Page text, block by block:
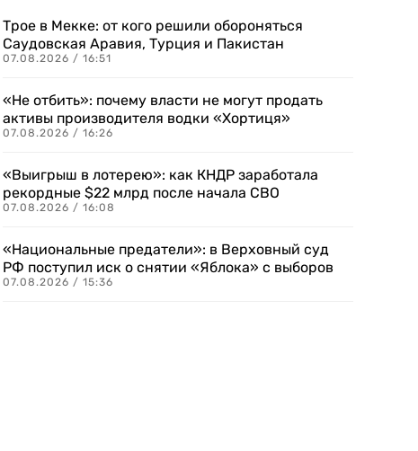
Трое в Мекке: от кого решили обороняться
Саудовская Аравия, Турция и Пакистан
07.08.2026 / 16:51
«Не отбить»: почему власти не могут продать
активы производителя водки «Хортиця»
07.08.2026 / 16:26
«Выигрыш в лотерею»: как КНДР заработала
рекордные $22 млрд после начала СВО
07.08.2026 / 16:08
«Национальные предатели»: в Верховный суд
РФ поступил иск о снятии «Яблока» с выборов
07.08.2026 / 15:36